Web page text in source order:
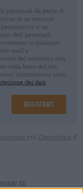
personali da parte di
di un account
e un
dati personali.
in qualsiasi
mail a
del consenso non
sulla base del suo
informazioni sono
dei dati
Registrati
più Depositare €
(0)